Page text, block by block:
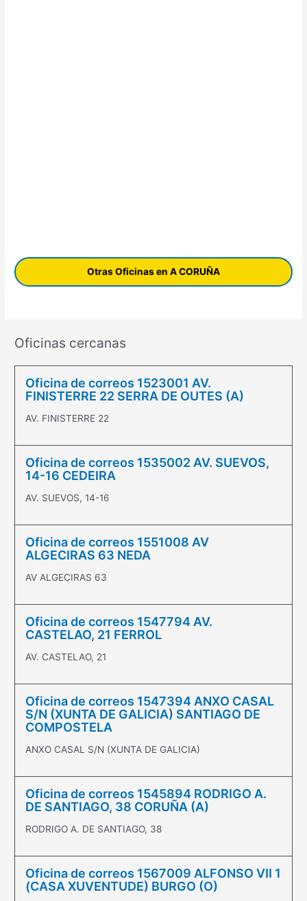
Otras Oficinas en A CORUÑA
Oficinas cercanas
Oficina de correos 1523001 AV.
FINISTERRE 22 SERRA DE OUTES (A)
AV. FINISTERRE 22
Oficina de correos 1535002 AV. SUEVOS,
14-16 CEDEIRA
AV. SUEVOS, 14-16
Oficina de correos 1551008 AV
ALGECIRAS 63 NEDA
AV ALGECIRAS 63
Oficina de correos 1547794 AV.
CASTELAO, 21 FERROL
AV. CASTELAO, 21
Oficina de correos 1547394 ANXO CASAL
S/N (XUNTA DE GALICIA) SANTIAGO DE
COMPOSTELA
ANXO CASAL S/N (XUNTA DE GALICIA)
Oficina de correos 1545894 RODRIGO A.
DE SANTIAGO, 38 CORUÑA (A)
RODRIGO A. DE SANTIAGO, 38
Oficina de correos 1567009 ALFONSO VII 1
(CASA XUVENTUDE) BURGO (O)